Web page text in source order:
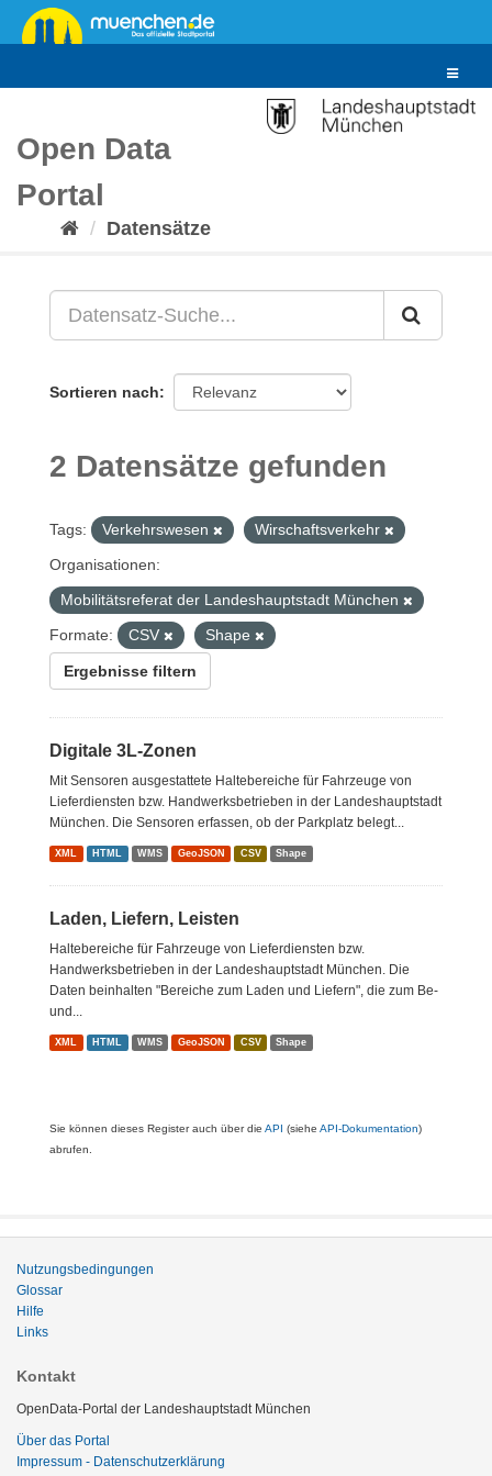
Überspringen
zum
Toggle
Open Data
Portal
Datensätze
Sortieren nach
2 Datensätze gefunden
Tags: Verkehrswesen
Wirschaftsverkehr
Organisationen:
Mobilitätsreferat der Landeshauptstadt München
Formate:
CSV Shape
Ergebnisse filtern
Digitale 3L-Zonen
Mit Sensoren ausgestattete Haltebereiche für Fahrzeuge von
Lieferdiensten bzw. Handwerksbetrieben in der Landeshauptstadt
München. Die Sensoren erfassen, ob der Parkplatz belegt...
XML HTML WMS GeoJSON CSV Shape
Laden, Liefern, Leisten
Haltebereiche für Fahrzeuge von Lieferdiensten bzw.
Handwerksbetrieben in der Landeshauptstadt München. Die
Daten beinhalten "Bereiche zum Laden und Liefern", die zum Be-
und...
XML HTML WMS GeoJSON CSV Shape
Sie können dieses Register auch über die API (siehe API-Dokumentation)
abrufen.
Nutzungsbedingungen
Glossar
Hilfe
Links
Kontakt
OpenData-Portal der Landeshauptstadt München
Über das Portal
Impressum - Datenschutzerklärung